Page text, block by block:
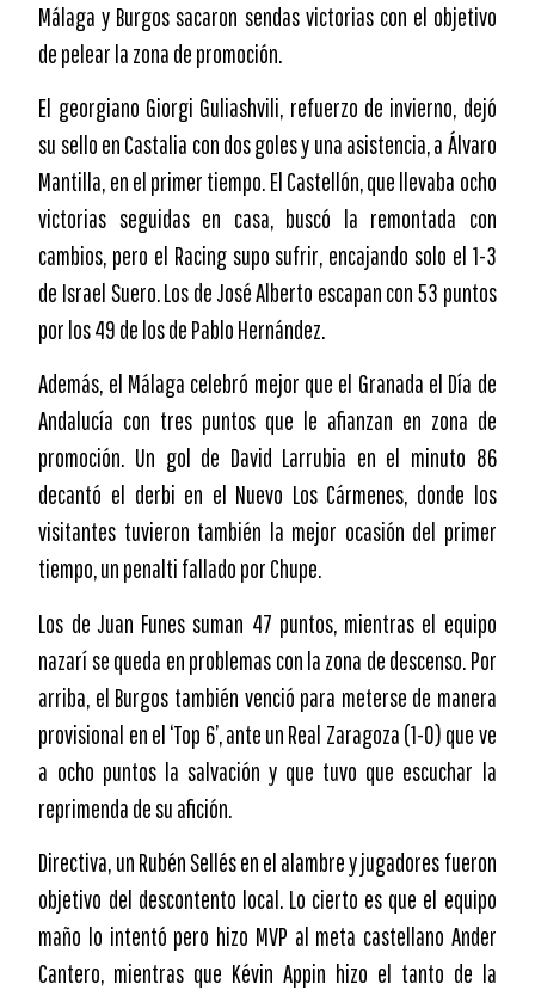
Málaga y Burgos sacaron sendas victorias con el objetivo
de pelear la zona de promoción.
El georgiano Giorgi Guliashvili, refuerzo de invierno, dejó
su sello en Castalia con dos goles y una asistencia, a Álvaro
Mantilla, en el primer tiempo. El Castellón, que llevaba ocho
victorias seguidas en casa, buscó la remontada con
cambios, pero el Racing supo sufrir, encajando solo el 1-3
de Israel Suero. Los de José Alberto escapan con 53 puntos
por los 49 de los de Pablo Hernández.
Además, el Málaga celebró mejor que el Granada el Día de
Andalucía con tres puntos que le afianzan en zona de
promoción. Un gol de David Larrubia en el minuto 86
decantó el derbi en el Nuevo Los Cármenes, donde los
visitantes tuvieron también la mejor ocasión del primer
tiempo, un penalti fallado por Chupe.
Los de Juan Funes suman 47 puntos, mientras el equipo
nazarí se queda en problemas con la zona de descenso. Por
arriba, el Burgos también venció para meterse de manera
provisional en el ‘Top 6’, ante un Real Zaragoza (1-0) que ve
a ocho puntos la salvación y que tuvo que escuchar la
reprimenda de su afición.
Directiva, un Rubén Sellés en el alambre y jugadores fueron
objetivo del descontento local. Lo cierto es que el equipo
maño lo intentó pero hizo MVP al meta castellano Ander
Cantero, mientras que Kévin Appin hizo el tanto de la